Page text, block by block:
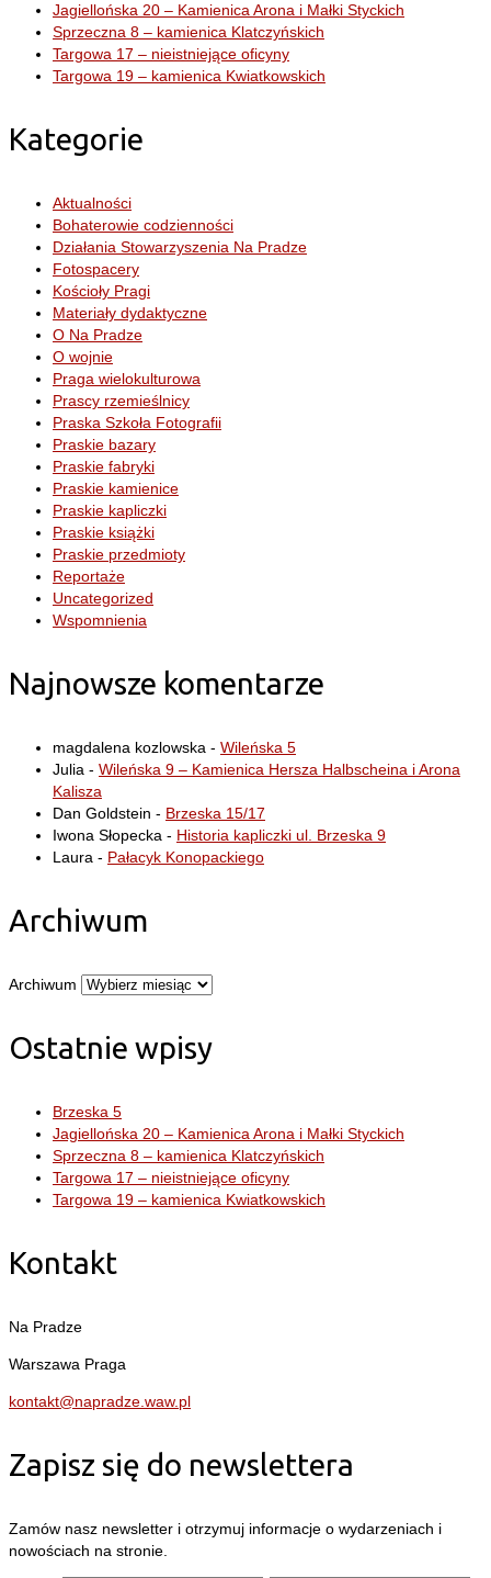
Jagiellońska 20 – Kamienica Arona i Małki Styckich
Sprzeczna 8 – kamienica Klatczyńskich
Targowa 17 – nieistniejące oficyny
Targowa 19 – kamienica Kwiatkowskich
Kategorie
Aktualności
Bohaterowie codzienności
Działania Stowarzyszenia Na Pradze
Fotospacery
Kościoły Pragi
Materiały dydaktyczne
O Na Pradze
O wojnie
Praga wielokulturowa
Prascy rzemieślnicy
Praska Szkoła Fotografii
Praskie bazary
Praskie fabryki
Praskie kamienice
Praskie kapliczki
Praskie książki
Praskie przedmioty
Reportaże
Uncategorized
Wspomnienia
Najnowsze komentarze
magdalena kozlowska - Wileńska 5
Julia - Wileńska 9 – Kamienica Hersza Halbscheina i Arona
Kalisza
Dan Goldstein - Brzeska 15/17
Iwona Słopecka - Historia kapliczki ul. Brzeska 9
Laura - Pałacyk Konopackiego
Archiwum
Archiwum
Ostatnie wpisy
Brzeska 5
Jagiellońska 20 – Kamienica Arona i Małki Styckich
Sprzeczna 8 – kamienica Klatczyńskich
Targowa 17 – nieistniejące oficyny
Targowa 19 – kamienica Kwiatkowskich
Kontakt
Na Pradze
Warszawa Praga
kontakt@napradze.waw.pl
Zapisz się do newslettera
Zamów nasz newsletter i otrzymuj informacje o wydarzeniach i
nowościach na stronie.